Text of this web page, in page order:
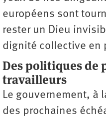
européens sont
rester un Dieu
dignité collective en
Des politiques de
travailleurs
Le gouvernement, à
des prochaines